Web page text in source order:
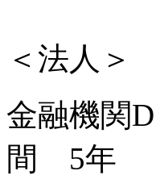
＜法人＞
金融機
間 5年